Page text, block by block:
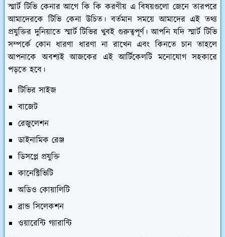
স্মার্ট টিভি কেনার আগে কি কি করণীয় এ বিষয়গুলো জেনে তারপরে
আমাদেরকে টিভি কেনা উচিত। বর্তমান সময়ে আমাদের এই তথ্য
প্রযুক্তির দুনিয়াতে স্মার্ট টিভির খুবই গুরুত্বপূর্ণ। আপনি যদি স্মার্ট টিভি
সম্পর্কে কোন ধারণা ধারণা না রাখেন এবং কিনতে চান তাহলে
আপনাকে অবশ্যই আজকের এই আর্টিকেলটি মনোযোগ সহকারে
পড়তে হবে।
টিভির সাইজ
বাজেট
রেজুলেশন
ডাইনামিক রেঞ্জ
ডিসপ্লে প্রযুক্তি
কানেক্টিভিটি
অডিও কোয়ালিটি
ব্রান্ড সিলেকশন
ওয়ারেন্টি গ্যারান্টি